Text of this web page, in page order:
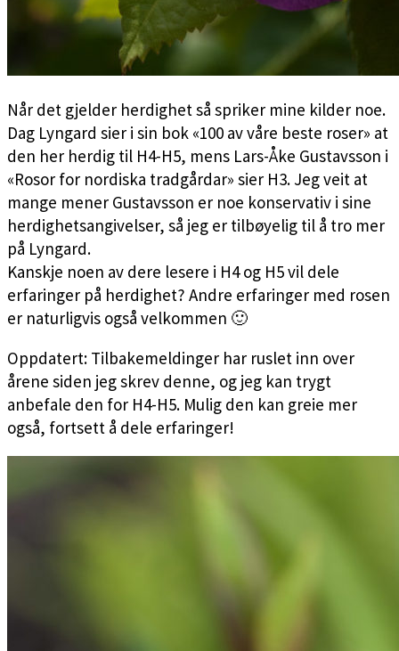
Når det gjelder herdighet så spriker mine kilder noe.
Dag Lyngard sier i sin bok «100 av våre beste roser» at
den her herdig til H4-H5, mens Lars-Åke Gustavsson i
«Rosor for nordiska tradgårdar» sier H3. Jeg veit at
mange mener Gustavsson er noe konservativ i sine
herdighetsangivelser, så jeg er tilbøyelig til å tro mer
på Lyngard.
Kanskje noen av dere lesere i H4 og H5 vil dele
erfaringer på herdighet? Andre erfaringer med rosen
er naturligvis også velkommen 🙂
Oppdatert: Tilbakemeldinger har ruslet inn over
årene siden jeg skrev denne, og jeg kan trygt
anbefale den for H4-H5. Mulig den kan greie mer
også, fortsett å dele erfaringer!